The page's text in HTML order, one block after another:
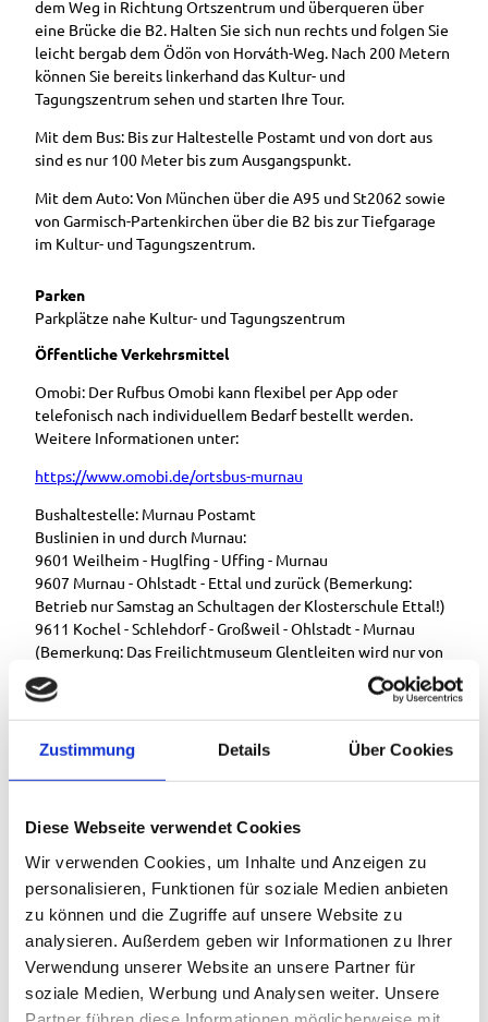
Zustimmung Details Über Cookies
Diese Webseite verwendet Cookies
Wir verwenden Cookies, um Inhalte und Anzeigen zu
personalisieren, Funktionen für soziale Medien anbieten
zu können und die Zugriffe auf unsere Website zu
analysieren. Außerdem geben wir Informationen zu Ihrer
Verwendung unserer Website an unsere Partner für
soziale Medien, Werbung und Analysen weiter. Unsere
dem Weg in Richtung Ortszentrum und überqueren über
eine Brücke die B2. Halten Sie sich nun rechts und folgen Sie
leicht bergab dem Ödön von Horváth-Weg. Nach 200 Metern
können Sie bereits linkerhand das Kultur- und
Tagungszentrum sehen und starten Ihre Tour.
Mit dem Bus: Bis zur Haltestelle Postamt und von dort aus
sind es nur 100 Meter bis zum Ausgangspunkt.
Mit dem Auto: Von München über die A95 und St2062 sowie
von Garmisch-Partenkirchen über die B2 bis zur Tiefgarage
im Kultur- und Tagungszentrum.
Parken
Parkplätze nahe Kultur- und Tagungszentrum
Öffentliche Verkehrsmittel
Omobi: Der Rufbus Omobi kann flexibel per App oder
telefonisch nach individuellem Bedarf bestellt werden.
Weitere Informationen unter:
https://www.omobi.de/ortsbus-murnau
Bushaltestelle: Murnau Postamt
Buslinien in und durch Murnau:
9601 Weilheim - Huglfing - Uffing - Murnau
9607 Murnau - Ohlstadt - Ettal und zurück (Bemerkung:
Betrieb nur Samstag an Schultagen der Klosterschule Ettal!)
9611 Kochel - Schlehdorf - Großweil - Ohlstadt - Murnau
(Bemerkung: Das Freilichtmuseum Glentleiten wird nur von
April bis Oktober bedient!)
9620 Murnau - Riegsee - Aidling - Murnau
9621 Murnau - Seehausen - Grafenaschau
9631 Murnau - Obersöchering / Uffing - Eglfing
Murnau Bahnhof (Strecke München - Murnau - Garmisch-
Partenkirchen)
Gäste der Region "Das Blaue Land" sowie der "Ammergauer
Alpen" nutzen mit der elektronischen Gästekarte bzw. der
KönigsCard eine Vielzahl an Buslinien sowie die Zuglinien
von Murnau nach Oberammergau sowie von Uffing nach
Garmisch-Partenkirchen kostenlos. Weitere Informationen
erhalten Sie unter: